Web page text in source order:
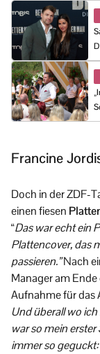
Francine
Doch in der ZDF-
einen fiesen
“Das war echt ein
Plattencover, das
passieren.”Nach
Manager am
Aufnahme für das
Und überall wo
war so mein
immer so